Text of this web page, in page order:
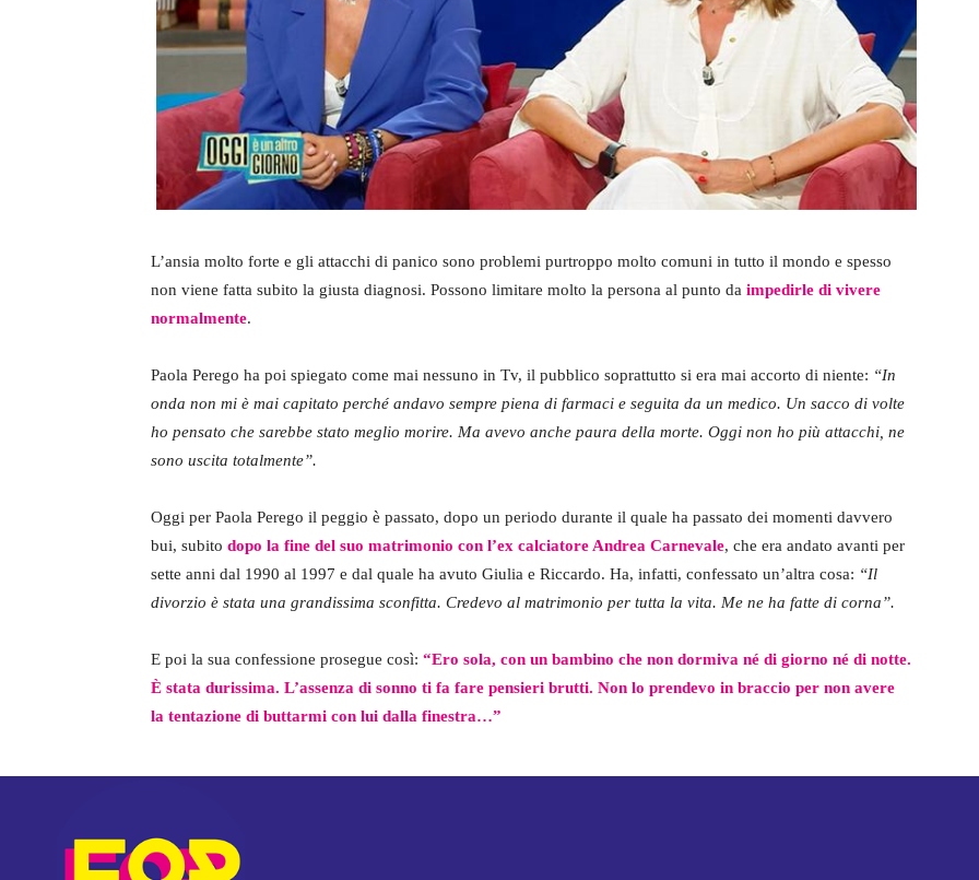
L’ansia molto forte e gli attacchi di panico sono problemi purtroppo molto comuni in tutto il mondo e spesso
non viene fatta subito la giusta diagnosi. Possono limitare molto la persona al punto da impedirle di vivere
normalmente.
Paola Perego ha poi spiegato come mai nessuno in Tv, il pubblico soprattutto si era mai accorto di niente: “In
onda non mi è mai capitato perché andavo sempre piena di farmaci e seguita da un medico. Un sacco di volte
ho pensato che sarebbe stato meglio morire. Ma avevo anche paura della morte. Oggi non ho più attacchi, ne
sono uscita totalmente”.
Oggi per Paola Perego il peggio è passato, dopo un periodo durante il quale ha passato dei momenti davvero
bui, subito dopo la fine del suo matrimonio con l’ex calciatore Andrea Carnevale, che era andato avanti per
sette anni dal 1990 al 1997 e dal quale ha avuto Giulia e Riccardo. Ha, infatti, confessato un’altra cosa: “Il
divorzio è stata una grandissima sconfitta. Credevo al matrimonio per tutta la vita. Me ne ha fatte di corna”.
E poi la sua confessione prosegue così: “Ero sola, con un bambino che non dormiva né di giorno né di notte.
È stata durissima. L’assenza di sonno ti fa fare pensieri brutti. Non lo prendevo in braccio per non avere
la tentazione di buttarmi con lui dalla finestra…”